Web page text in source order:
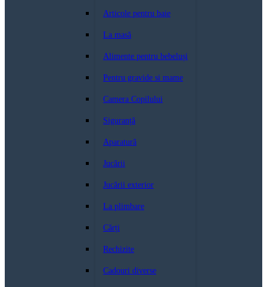
Articole pentru baie
La masă
Alimente pentru bebeluși
Pentru gravide si mame
Camera Copilului
Siguranță
Aparatură
Jucării
Jucării exterior
La plimbare
Cărți
Rechizite
Cadouri diverse